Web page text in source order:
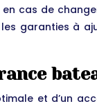
cas de
garanties à
et d’un